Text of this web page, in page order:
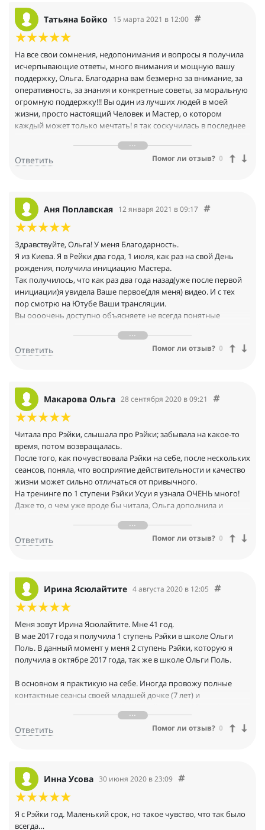
сердце. Пусть и дальше ваш свет будет путеводной звездой для
других. Татьяна Бойко 15 марта 2021 в 12:00
На все свои сомнения, недопонимания и вопросы я получила
исчерпывающие ответы, много внимания и мощную вашу
поддержку, Ольга. Благодарна вам безмерно за внимание, за
оперативность, за знания и конкретные советы, за моральную
огромную поддержку!!! Вы один из лучших людей в моей
жизни, просто настоящий Человек и Мастер, о котором
каждый может только мечтать! я так соскучилась в последнее
моей жизни.это одно из чудес Рэйки, к которой я стала ближе
благодаря вам! Спасибо вам, что вы есть в моей жизни! Целую,
Ответить Помог ли отзыв? 0
Аня Поплавская 12 января 2021 в 09:17
Здравствуйте, Ольга! У меня Благодарность.
Я из Киева. Я в Рейки два года, 1 июля, как раз на свой День
рождения, получила инициацию Мастера.
Так получилось, что как раз два года назад(уже после первой
инициации)я увидела Ваше первое(для меня) видео. И с тех
пор смотрю на Ютубе Ваши трансляции.
Вы оооочень доступно объясняете не всегда понятные
построения Вселенной, и Вашего Любимого Квантового
перехода мне откликаются.
Благодарю Вас за все, что Вы делаете и за свет, который Вы
излучаете.
Ответить Помог ли отзыв? 0
Макарова Ольга 28 сентября 2020 в 09:21
Читала про Рэйки, слышала про Рэйки; забывала на какое-то
время, потом возвращалась.
После того, как почувствовала Рэйки на себе, после нескольких
сеансов, поняла, что восприятие действительности и качество
жизни может сильно отличаться от привычного.
На тренинге по 1 ступени Рэйки Усуи я узнала ОЧЕНЬ много!
Даже то, о чем уже вроде бы читала, Ольга дополнила и
конечно, огромное количество новой, невероятно интересной
информации! А уж то, что почувствовала….!!!! Превзошло все
Ответить Помог ли отзыв? 0
Ирина Ясюлайтите 4 августа 2020 в 12:05
Меня зовут Ирина Ясюлайтите. Мне 41 год.
В мае 2017 года я получила 1 ступень Рэйки в школе Ольги
Поль. В данный момент у меня 2 ступень Рэйки, которую я
получила в октябре 2017 года, так же в школе Ольги Поль.
В основном я практикую на себе. Иногда провожу полные
контактные сеансы своей младшей дочке (7 лет) и
По большому счёту, я не владела информацией, что из себя
меня на этот практикум. И ни как не для бОльших ощущений в
руках. Я была уверена в том, что я чувствую Рэйки.
(Сейчас мне просто смешно вспоминать об этом, сравнивая
ощущения до и после).
Ответить Помог ли отзыв? 0
Инна Усова 30 июня 2020 в 23:09
Я с Рэйки год. Маленький срок, но такое чувство, что так было
всегда…